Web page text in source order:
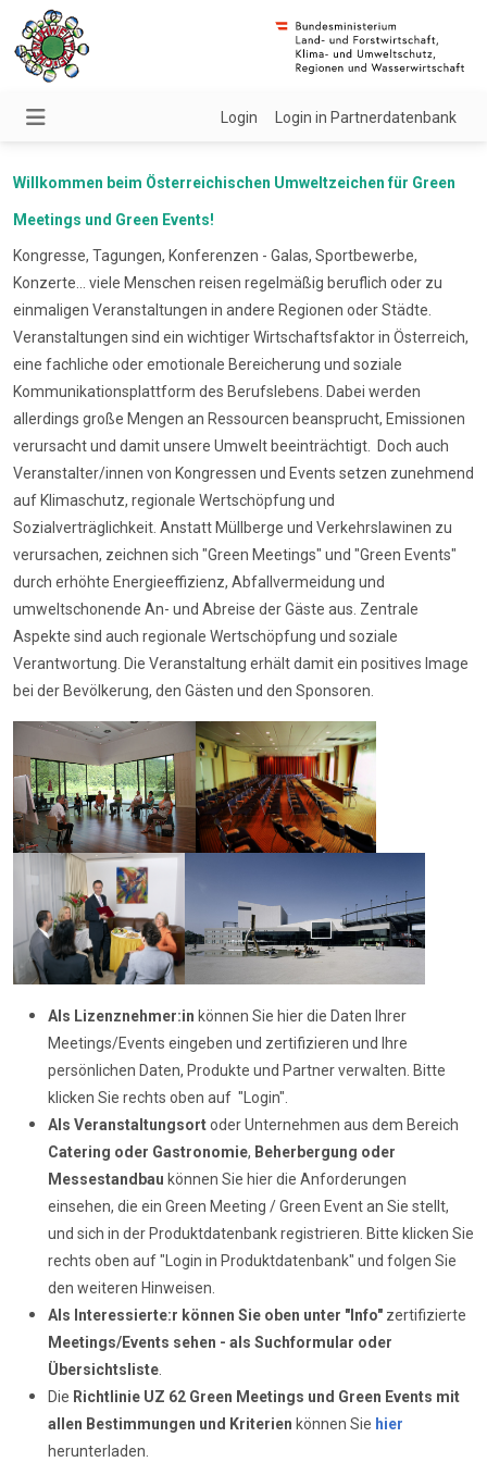
Login Login in Partnerdatenbank
Willkommen beim Österreichischen Umweltzeichen für Green
Meetings und Green Events!
Kongresse, Tagungen, Konferenzen - Galas, Sportbewerbe,
Konzerte... viele Menschen reisen regelmäßig beruflich oder zu
einmaligen Veranstaltungen in andere Regionen oder Städte.
Veranstaltungen sind ein wichtiger Wirtschaftsfaktor in Österreich,
eine fachliche oder emotionale Bereicherung und soziale
Kommunikationsplattform des Berufslebens. Dabei werden
allerdings große Mengen an Ressourcen beansprucht, Emissionen
verursacht und damit unsere Umwelt beeinträchtigt. Doch auch
Veranstalter/innen von Kongressen und Events setzen zunehmend
auf Klimaschutz, regionale Wertschöpfung und
Sozialverträglichkeit. Anstatt Müllberge und Verkehrslawinen zu
verursachen, zeichnen sich "Green Meetings" und "Green Events"
durch erhöhte Energieeffizienz, Abfallvermeidung und
umweltschonende An- und Abreise der Gäste aus. Zentrale
Aspekte sind auch regionale Wertschöpfung und soziale
Verantwortung. Die Veranstaltung erhält damit ein positives Image
bei der Bevölkerung, den Gästen und den Sponsoren.
Als Lizenznehmer:in können Sie hier die Daten Ihrer
Meetings/Events eingeben und zertifizieren und Ihre
persönlichen Daten, Produkte und Partner verwalten. Bitte
klicken Sie rechts oben auf "Login".
Als Veranstaltungsortoder Unternehmen aus dem Bereich
Catering oder Gastronomie, Beherbergung oder
Messestandbau können Sie hier die Anforderungen
einsehen, die ein Green Meeting / Green Event an Sie stellt,
und sich in der Produktdatenbank registrieren. Bitte klicken Sie
rechts oben auf "Login in Produktdatenbank" und folgen Sie
den weiteren Hinweisen.
Als Interessierte:r können Sie oben unter "Info" zertifizierte
Meetings/Events sehen - als Suchformular oder
Übersichtsliste
Die Richtlinie UZ 62 Green Meetings und Green Events mit
allen Bestimmungen und Kriterien können Sie hier
herunterladen.